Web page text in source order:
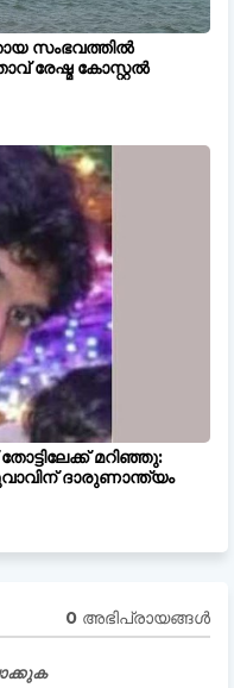
സംഭവത്തിൽ
രേഷ്മ കോസ്റ്റൽ
മറിഞ്ഞു:
ദാരുണാന്ത്യം
0 അഭിപ്രായങ്ങള്‍